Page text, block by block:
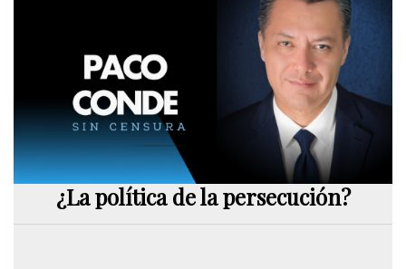
¿La política de la persecución?